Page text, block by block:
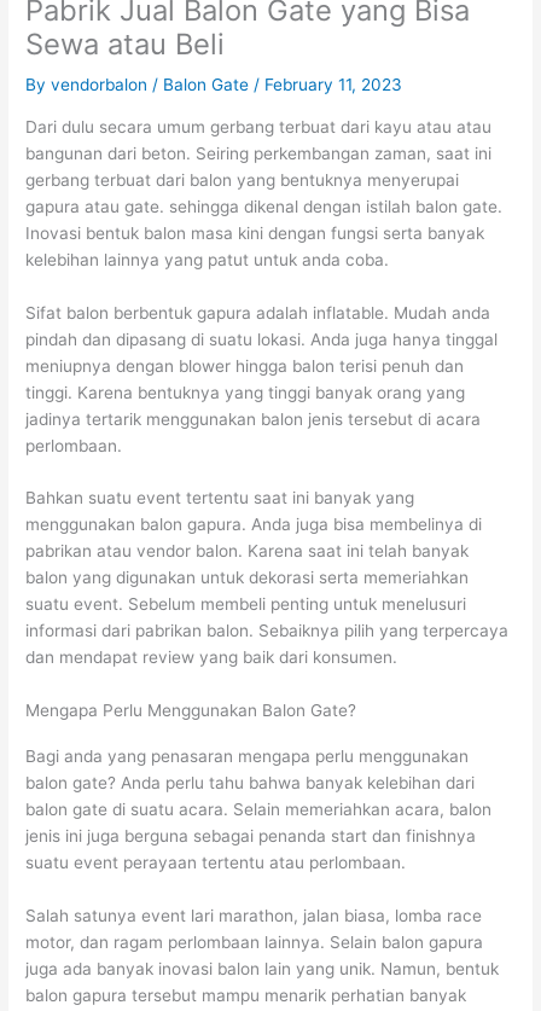
Pabrik Jual Balon Gate yang Bisa
Sewa atau Beli
Byvendorbalon / Balon Gate / February 11, 2023
Dari dulu secara umum gerbang terbuat dari kayu atau atau
bangunan dari beton. Seiring perkembangan zaman, saat ini
gerbang terbuat dari balon yang bentuknya menyerupai
gapura atau gate. sehingga dikenal dengan istilah balon gate.
Inovasi bentuk balon masa kini dengan fungsi serta banyak
kelebihan lainnya yang patut untuk anda coba.
Sifat balon berbentuk gapura adalah inflatable. Mudah anda
pindah dan dipasang di suatu lokasi. Anda juga hanya tinggal
meniupnya dengan blower hingga balon terisi penuh dan
tinggi. Karena bentuknya yang tinggi banyak orang yang
jadinya tertarik menggunakan balon jenis tersebut di acara
perlombaan.
Bahkan suatu event tertentu saat ini banyak yang
menggunakan balon gapura. Anda juga bisa membelinya di
pabrikan atau vendor balon. Karena saat ini telah banyak
balon yang digunakan untuk dekorasi serta memeriahkan
suatu event. Sebelum membeli penting untuk menelusuri
informasi dari pabrikan balon. Sebaiknya pilih yang terpercaya
dan mendapat review yang baik dari konsumen.
Mengapa Perlu Menggunakan Balon Gate?
Bagi anda yang penasaran mengapa perlu menggunakan
balon gate? Anda perlu tahu bahwa banyak kelebihan dari
balon gate di suatu acara. Selain memeriahkan acara, balon
jenis ini juga berguna sebagai penanda start dan finishnya
suatu event perayaan tertentu atau perlombaan.
Salah satunya event lari marathon, jalan biasa, lomba race
motor, dan ragam perlombaan lainnya. Selain balon gapura
juga ada banyak inovasi balon lain yang unik. Namun, bentuk
balon gapura tersebut mampu menarik perhatian banyak